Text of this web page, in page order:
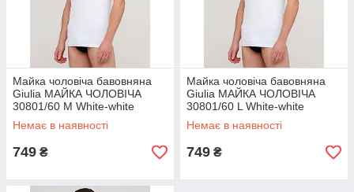
Майка чоловіча бавовняна
Giulia МАЙКА ЧОЛОВІЧА
30801/60 M White-white
Немає в наявності
749 ₴
Майка чоловіча бавовняна
Giulia МАЙКА ЧОЛОВІЧА
30801/60 L White-white
Немає в наявності
749 ₴